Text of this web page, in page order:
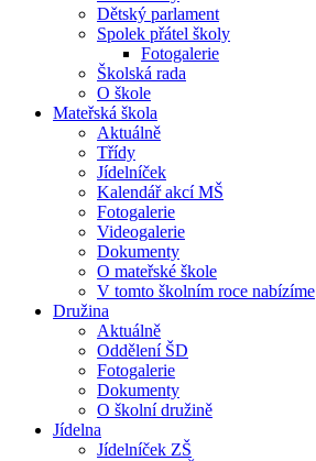
Dětský parlament
Spolek přátel školy
Fotogalerie
Školská rada
O škole
Mateřská škola
Aktuálně
Třídy
Jídelníček
Kalendář akcí MŠ
Fotogalerie
Videogalerie
Dokumenty
O mateřské škole
V tomto školním roce nabízíme
Družina
Aktuálně
Oddělení ŠD
Fotogalerie
Dokumenty
O školní družině
Jídelna
Jídelníček ZŠ